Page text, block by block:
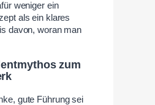
weniger ein
als ein klares
davon, woran man
zum
gute Führung sei